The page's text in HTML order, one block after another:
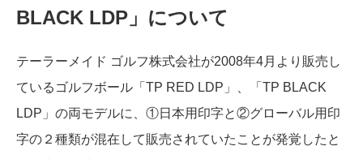
BLACK LDP」について
テーラーメイド ゴルフ株式会社が2008年4月より販売し
ているゴルフボール「TP RED LDP」、「TP BLACK
LDP」の両モデルに、①日本用印字と②グローバル用印
字の２種類が混在して販売されていたことが発覚したと